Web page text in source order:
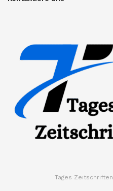
Tages Zeitschriften